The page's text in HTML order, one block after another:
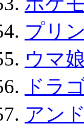
プリ
ウマ
ドラ
アン